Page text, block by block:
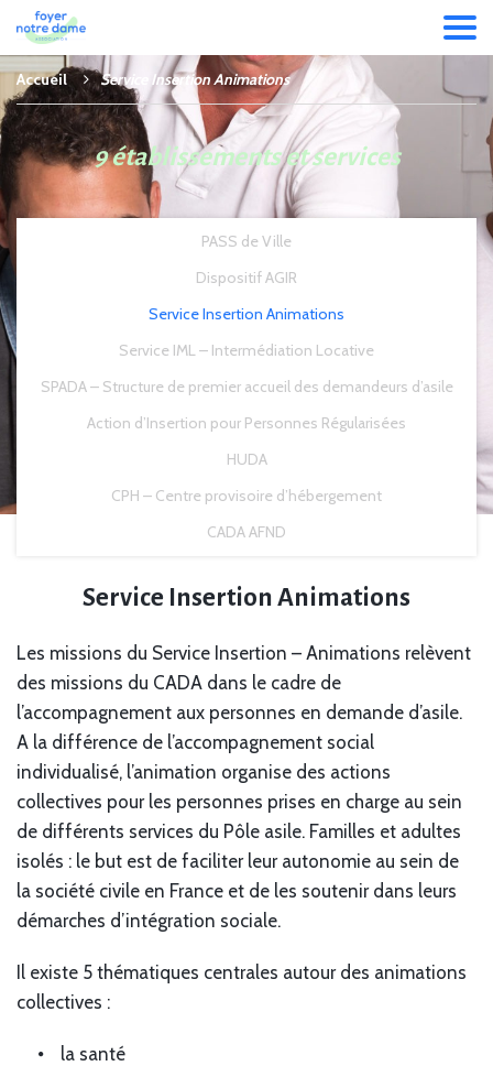
Accueil Service Insertion Animations
9 établissements et services
PASS de Ville
Dispositif AGIR
Service Insertion Animations
Service IML – Intermédiation Locative
SPADA – Structure de premier accueil des demandeurs d’asile
Action d’Insertion pour Personnes Régularisées
HUDA
CPH – Centre provisoire d’hébergement
CADA AFND
Service Insertion Animations
Les missions du Service Insertion – Animations relèvent
des missions du CADA dans le cadre de
l’accompagnement aux personnes en demande d’asile.
A la différence de l’accompagnement social
individualisé, l’animation organise des actions
collectives pour les personnes prises en charge au sein
de différents services du Pôle asile. Familles et adultes
isolés : le but est de faciliter leur autonomie au sein de
la société civile en France et de les soutenir dans leurs
démarches d’intégration sociale.
Il existe 5 thématiques centrales autour des animations
collectives :
la santé